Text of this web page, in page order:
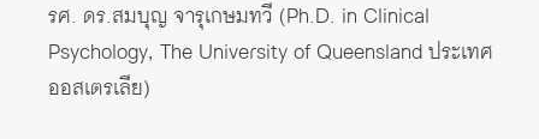
รศ. ดร.สมบุญ จารุเกษมทวี (Ph.D. in Clinical
Psychology, The University of Queensland ประเทศ
ออสเตรเลีย)